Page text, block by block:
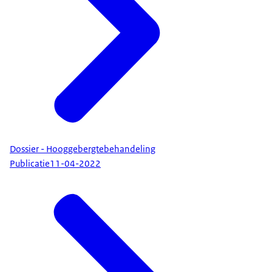
Dossier - Hooggebergtebehandeling
Publicatie11-04-2022